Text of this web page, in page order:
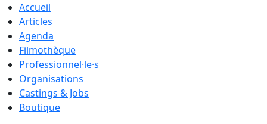
Accueil
Articles
Agenda
Filmothèque
Professionnel·le·s
Organisations
Castings & Jobs
Boutique